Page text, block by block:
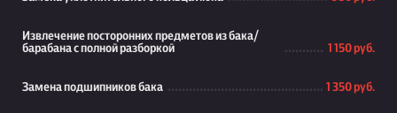
Извлечение посторонних предметов из бака/
барабана с полной разборкой
1 150 руб.
Замена подшипников бака 1 350 руб.